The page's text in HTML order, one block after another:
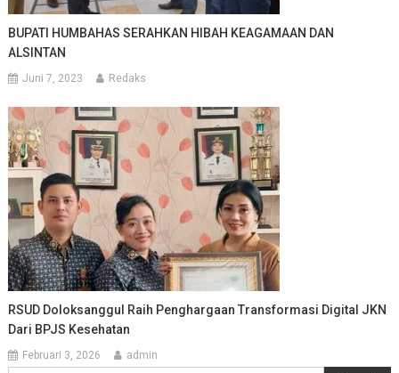
BUPATI HUMBAHAS SERAHKAN HIBAH KEAGAMAAN DAN
ALSINTAN
Juni 7, 2023 Redaks
RSUD Doloksanggul Raih Penghargaan Transformasi Digital JKN
Dari BPJS Kesehatan
Februari 3, 2026 admin